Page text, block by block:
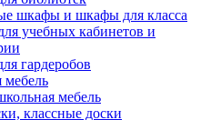
шкафы и шкафы для класса
учебных кабинетов и
гардеробов
мебель
классные доски